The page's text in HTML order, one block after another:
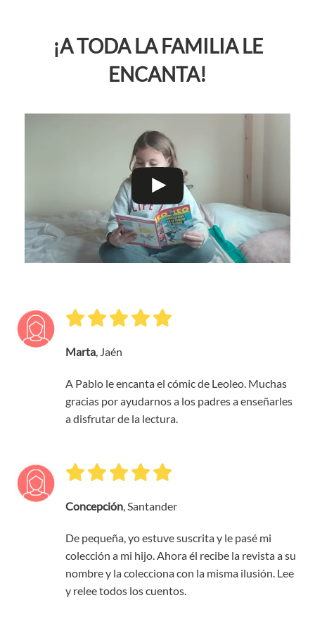
¡A TODA LA FAMILIA LE
ENCANTA!
Marta , Jaén
A Pablo le encanta el cómic de Leoleo. Muchas
gracias por ayudarnos a los padres a enseñarles
a disfrutar de la lectura.
Concepción , Santander
De pequeña, yo estuve suscrita y le pasé mi
colección a mi hijo. Ahora él recibe la revista a su
nombre y la colecciona con la misma ilusión. Lee
y relee todos los cuentos.